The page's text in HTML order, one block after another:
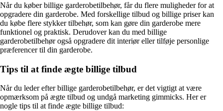
Når du køber billige garderobetilbehør, får du flere muligheder for at
opgradere din garderobe. Med forskellige tilbud og billige priser kan
du købe flere stykker tilbehør, som kan gøre din garderobe mere
funktionel og praktisk. Derudover kan du med billige
garderobetilbehør også opgradere dit interiør eller tilføje personlige
præferencer til din garderobe.
Tips til at finde ægte billige tilbud
Når du leder efter billige garderobetilbehør, er det vigtigt at være
opmærksom på ægte tilbud og undgå marketing gimmicks. Her er
nogle tips til at finde ægte billige tilbud: